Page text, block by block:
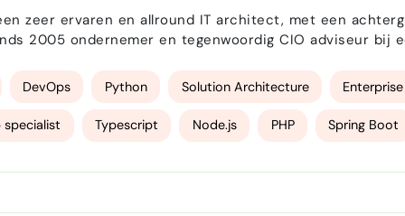
zeer ervaren en allround IT architect, met een
2005 ondernemer en tegenwoordig CIO adviseur
HR en operations. Ik heb tijd en ruimte naast mijn huidig…
DevOps Python Solution Architecture
specialist Typescript Node.js PHP Spring Boot